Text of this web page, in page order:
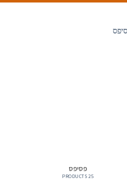
פסיפס
25 PRODUCTS